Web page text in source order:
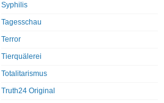
Syphilis
Tagesschau
Terror
Tierquälerei
Totalitarismus
Truth24 Original